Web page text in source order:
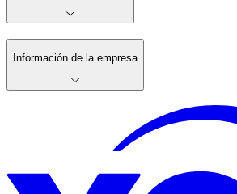
Información de la empresa